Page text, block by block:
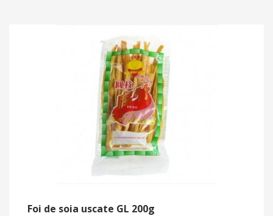
Foi de soia uscate GL 200g